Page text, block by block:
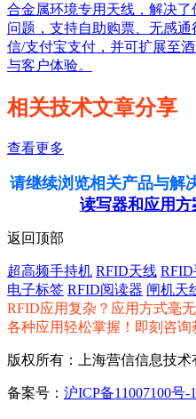
合金属环境专用天线，解决
问题，支持自助购票、无感
信/支付宝支付，并可扩展至
与客户体验。
相关技术文章分享
查看更多
请继续浏览相关产品与解
读写器和应用
返回顶部
超高频手持机 RFID天线
电子标签 RFID阅读器 闸机天
RFID应用复杂？应用方式毫
各种应用轻松掌握！即刻咨询
版权所有：上海营信信息技术
备案号： 沪ICP备11007100号-1